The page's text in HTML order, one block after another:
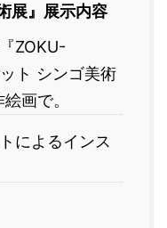
展』展示内容
ZOKU-
ト シンゴ美術
画で。
によるインス